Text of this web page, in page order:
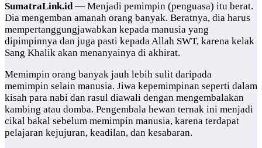
SumatraLink.id— Menjadi pemimpin (penguasa) itu berat.
Dia mengemban amanah orang banyak. Beratnya, dia harus
mempertanggungjawabkan kepada manusia yang
dipimpinnya dan juga pasti kepada Allah SWT, karena kelak
Sang Khalik akan menanyainya di akhirat.
Memimpin orang banyak jauh lebih sulit daripada
memimpin selain manusia. Jiwa kepemimpinan seperti dalam
kisah para nabi dan rasul diawali dengan mengembalakan
kambing atau domba. Pengembala hewan ternak ini menjadi
cikal bakal sebelum memimpin manusia, karena terdapat
pelajaran kejujuran, keadilan, dan kesabaran.